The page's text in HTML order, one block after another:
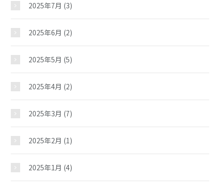
2025年7月 (3)
2025年6月 (2)
2025年5月 (5)
2025年4月 (2)
2025年3月 (7)
2025年2月 (1)
2025年1月 (4)